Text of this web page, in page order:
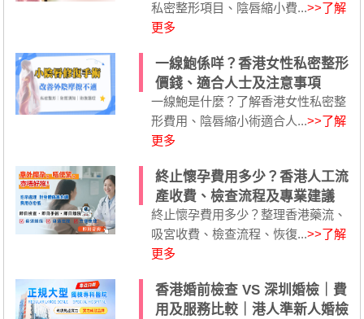
私密整形項目、陰唇縮小費...>>了解
更多
一線鮑係咩？香港女性私密整形
價錢、適合人士及注意事項
一線鮑是什麼？了解香港女性私密整
形費用、陰唇縮小術適合人...>>了解
更多
終止懷孕費用多少？香港人工流
產收費、檢查流程及專業建議
終止懷孕費用多少？整理香港藥流、
吸宮收費、檢查流程、恢復...>>了解
更多
香港婚前檢查 VS 深圳婚檢｜費
用及服務比較｜港人準新人婚檢